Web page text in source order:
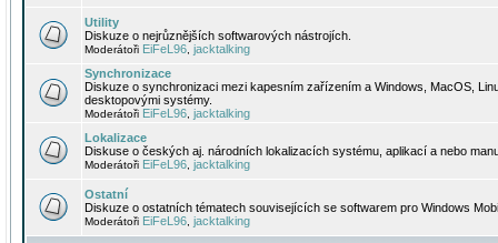
Utility
Diskuze o nejrůznějších softwarových nástrojích.
Moderátoři EiFeL96 jacktalking
Synchronizace
Diskuze o synchronizaci mezi kapesním zařízením a Windows, MacOS,
desktopovými systémy.
Moderátoři EiFeL96 jacktalking
Lokalizace
Diskuse o českých aj. národních lokalizacích systému, aplikací a nebo
Moderátoři EiFeL96 jacktalking
Ostatní
Diskuze o ostatních tématech souvisejících se softwarem pro Windows
Moderátoři EiFeL96 jacktalking